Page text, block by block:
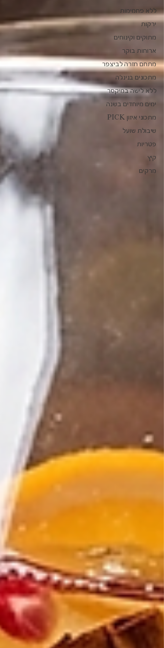
ללא פחמימות
ירקות
מתוקים וקינוחים
ארוחות בוקר
מתחם חזרה לביצפר
מתכונים בנינג'ה
ללא לישה במיקסר
ימים מיוחדים בשנה
מתכוני איזון PICK
שיבולת שועל
פטריות
קיץ
מרקים